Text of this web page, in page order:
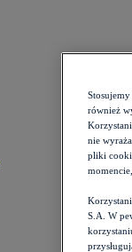
również
nie
pliki
S.A. W